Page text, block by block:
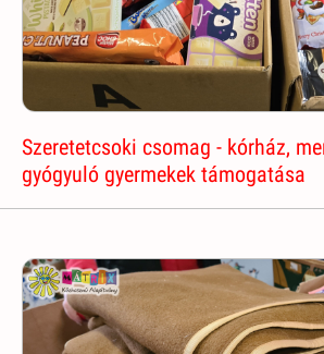
Szeretetcsoki csomag - kórház,
gyógyuló gyermekek támogatása